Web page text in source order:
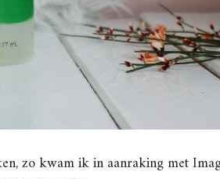
zo kwam ik in aanraking met